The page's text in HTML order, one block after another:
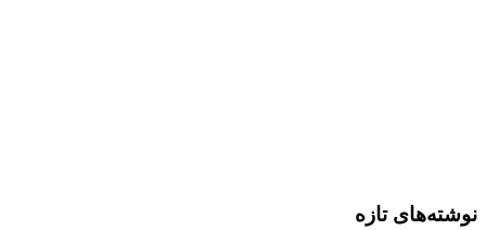
نوشته‌های تازه